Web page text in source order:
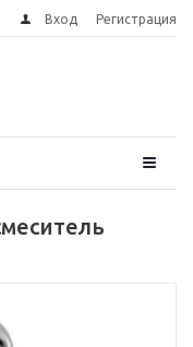
Вход Регистрация